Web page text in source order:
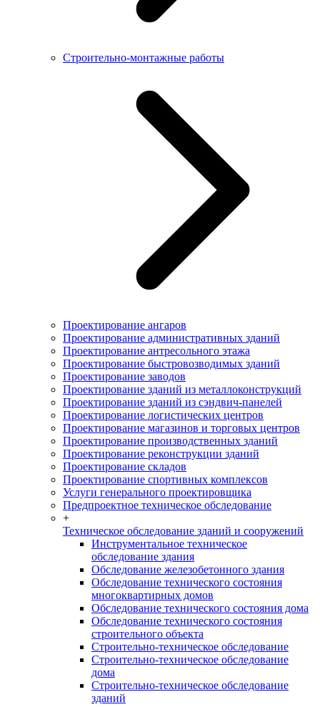
Строительно-монтажные работы
Проектирование ангаров
Проектирование административных зданий
Проектирование антресольного этажа
Проектирование быстровозводимых зданий
Проектирование заводов
Проектирование зданий из металлоконструкций
Проектирование зданий из сэндвич-панелей
Проектирование логистических центров
Проектирование магазинов и торговых центров
Проектирование производственных зданий
Проектирование реконструкции зданий
Проектирование складов
Проектирование спортивных комплексов
Услуги генерального проектировщика
Предпроектное техническое обследование
+
Техническое обследование зданий и сооружений
Инструментальное техническое
обследование здания
Обследование железобетонного здания
Обследование технического состояния
многоквартирных домов
Обследование технического состояния дома
Обследование технического состояния
строительного объекта
Строительно-техническое обследование
Строительно-техническое обследование
дома
Строительно-техническое обследование
зданий